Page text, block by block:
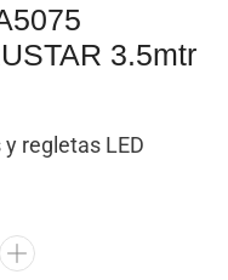
3.5mtr
regletas LED